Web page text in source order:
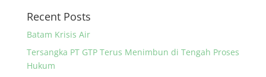
Recent Posts
Batam Krisis Air
Tersangka PT GTP Terus Menimbun di Tengah Proses
Hukum